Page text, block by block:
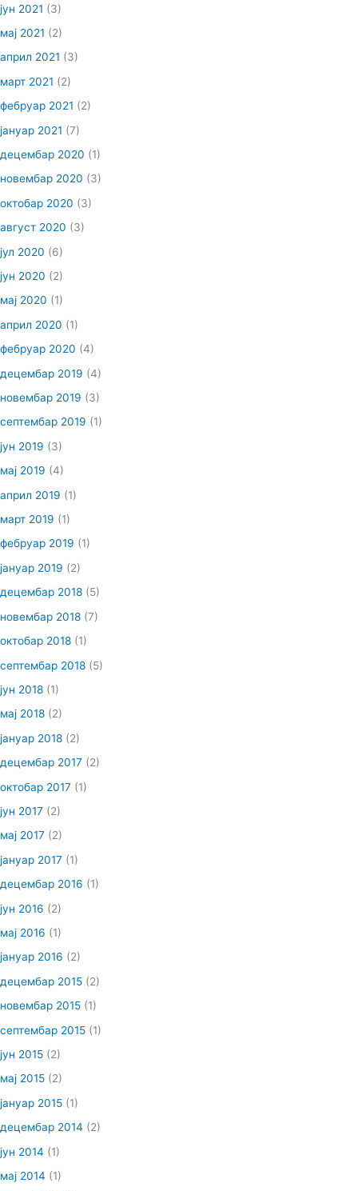
јун 2021 (3)
мај 2021 (2)
април 2021 (3)
март 2021 (2)
фебруар 2021 (2)
јануар 2021 (7)
децембар 2020 (1)
новембар 2020 (3)
октобар 2020 (3)
август 2020 (3)
јул 2020 (6)
јун 2020 (2)
мај 2020 (1)
април 2020 (1)
фебруар 2020 (4)
децембар 2019 (4)
новембар 2019 (3)
септембар 2019 (1)
јун 2019 (3)
мај 2019 (4)
април 2019 (1)
март 2019 (1)
фебруар 2019 (1)
јануар 2019 (2)
децембар 2018 (5)
новембар 2018 (7)
октобар 2018 (1)
септембар 2018 (5)
јун 2018 (1)
мај 2018 (2)
јануар 2018 (2)
децембар 2017 (2)
октобар 2017 (1)
јун 2017 (2)
мај 2017 (2)
јануар 2017 (1)
децембар 2016 (1)
јун 2016 (2)
мај 2016 (1)
јануар 2016 (2)
децембар 2015 (2)
новембар 2015 (1)
септембар 2015 (1)
јун 2015 (2)
мај 2015 (2)
јануар 2015 (1)
децембар 2014 (2)
јун 2014 (1)
мај 2014 (1)